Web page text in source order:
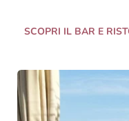
SCOPRI IL BAR E